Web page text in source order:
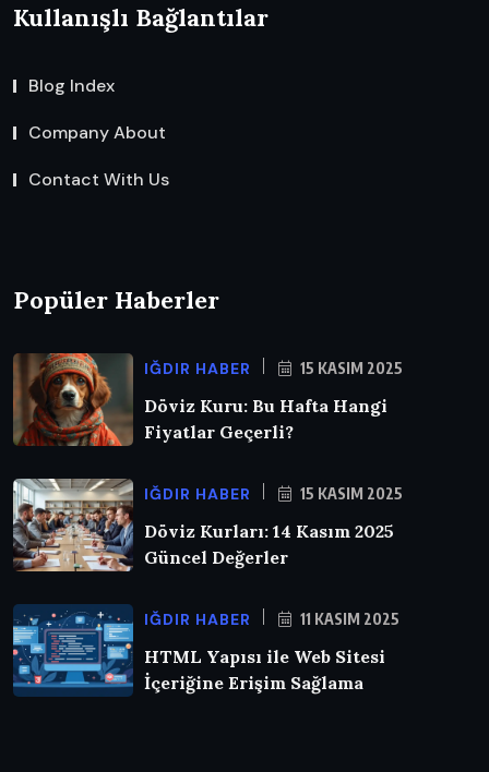
Kullanışlı Bağlantılar
Blog Index
Company About
Contact With Us
Popüler Haberler
IĞDIR HABER 15 KASIM 2025
Döviz Kuru: Bu Hafta Hangi
Fiyatlar Geçerli?
IĞDIR HABER 15 KASIM 2025
Döviz Kurları: 14 Kasım 2025
Güncel Değerler
IĞDIR HABER 11 KASIM 2025
HTML Yapısı ile Web Sitesi
İçeriğine Erişim Sağlama